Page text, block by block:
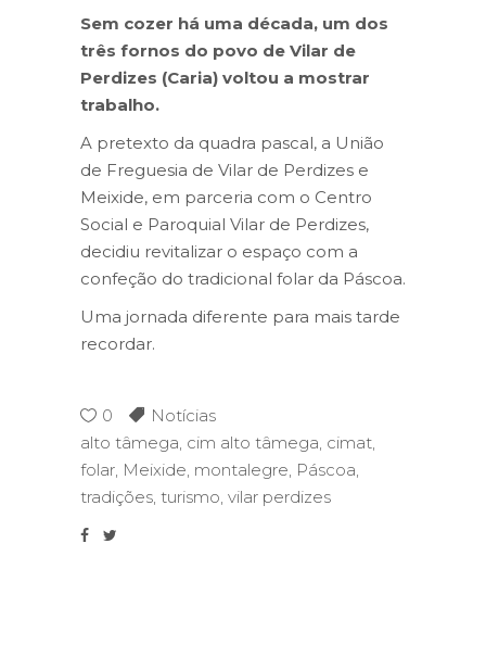
Sem cozer há uma década, um dos
três fornos do povo de Vilar de
Perdizes (Caria) voltou a mostrar
trabalho.
A pretexto da quadra pascal, a União
de Freguesia de Vilar de Perdizes e
Meixide, em parceria com o Centro
Social e Paroquial Vilar de Perdizes,
decidiu revitalizar o espaço com a
confeção do tradicional folar da Páscoa.
Uma jornada diferente para mais tarde
recordar.
0
Notícias
alto tâmega, cim alto tâmega, cimat,
folar, Meixide, montalegre, Páscoa,
tradições, turismo, vilar perdizes